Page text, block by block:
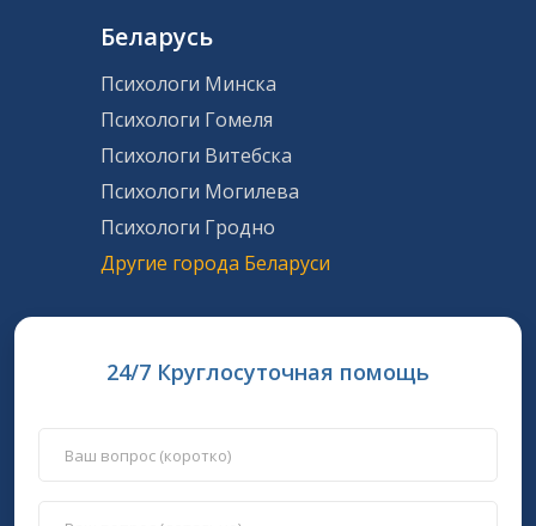
Беларусь
Психологи Минска
Психологи Гомеля
Психологи Витебска
Психологи Могилева
Психологи Гродно
Другие города Беларуси
24/7 Круглосуточная помощь